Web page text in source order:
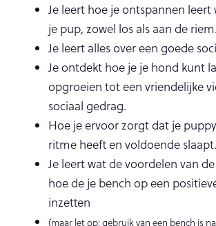
Je leert hoe je ontspannen
je pup, zowel los als aan de riem.
Je leert alles over een goede
Je ontdekt hoe je je hond kunt
opgroeien tot een vriendelijke
sociaal gedrag.
Hoe je ervoor zorgt dat je
ritme heeft en voldoende slaapt.
Je leert wat de voordelen van
hoe de je bench op een
inzetten
(maar let op: gebruik van een bench is